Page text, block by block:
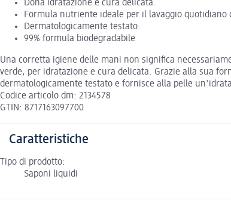
Dona idratazione e cura delicata.
Formula nutriente ideale per il lavaggio quotidiano
Dermatologicamente testato.
99% formula biodegradabile
Una corretta igiene delle mani non significa
verde, per idratazione e cura delicata. Grazie alla sua
dermatologicamente testato e fornisce alla pelle
Codice articolo dm: 2134578
GTIN: 8717163097700
Caratteristiche
Tipo di prodotto:
Saponi liquidi